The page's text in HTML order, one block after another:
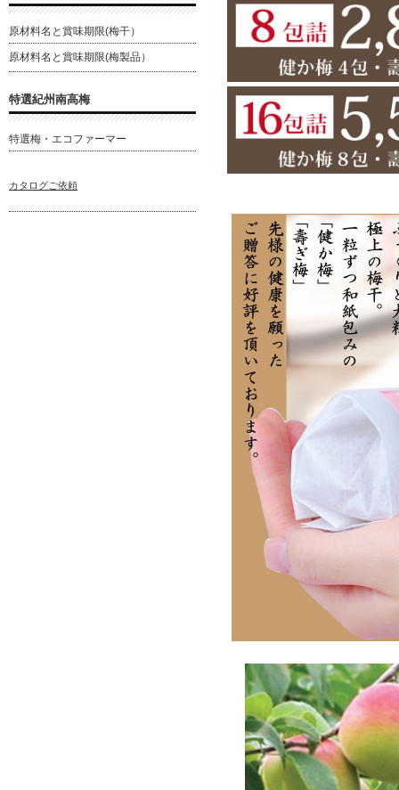
原材料名と賞味期限(梅干）
原材料名と賞味期限(梅製品）
特選紀州南高梅
特選梅・エコファーマー
カタログご依頼